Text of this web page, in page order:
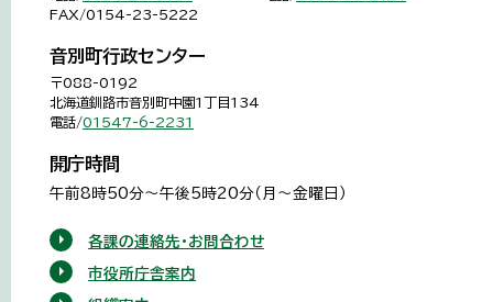
FAX/0154-23-5222
音別町行政センター
〒088-0192
北海道釧路市音別町中園1丁目134
電話/01547-6-2231
開庁時間
午前8時50分～午後5時20分（月～金曜日）
各課の連絡先・お問合わせ
市役所庁舎案内